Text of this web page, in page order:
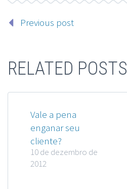
Previous post
RELATED POSTS
Vale a pena
enganar seu
cliente?
10 de dezembro de
2012